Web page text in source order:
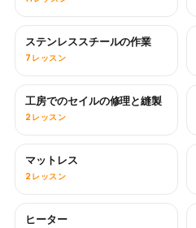
近日公開
ステンレススチールの作業
7レッスン
近日公開
工房でのセイルの修理と縫製
2レッスン
マットレス
2レッスン
近日公開
ヒーター